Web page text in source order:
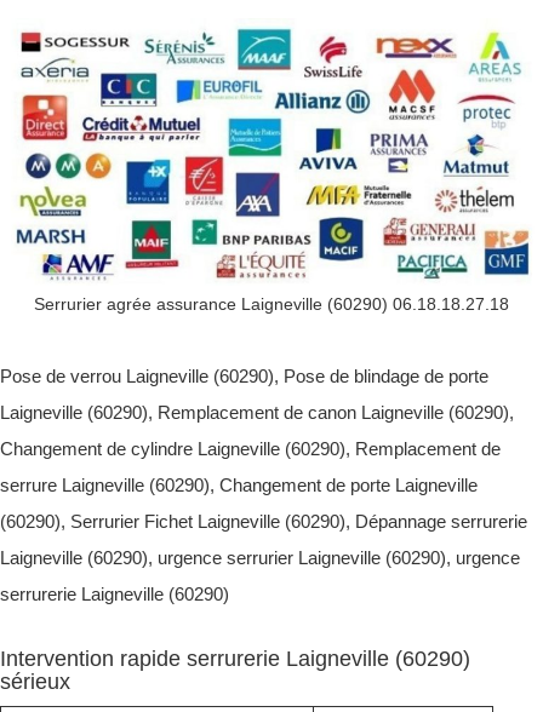
Serrurier agrée assurance Laigneville (60290) 06.18.18.27.18
Pose de verrou Laigneville (60290), Pose de blindage de porte
Laigneville (60290), Remplacement de canon Laigneville (60290),
Changement de cylindre Laigneville (60290), Remplacement de
serrure Laigneville (60290), Changement de porte Laigneville
(60290), Serrurier Fichet Laigneville (60290), Dépannage serrurerie
Laigneville (60290), urgence serrurier Laigneville (60290), urgence
serrurerie Laigneville (60290)
Intervention rapide serrurerie Laigneville (60290)
sérieux